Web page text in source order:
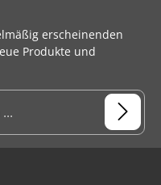
erscheinenden
Produkte und
sind Pflichtfelder.